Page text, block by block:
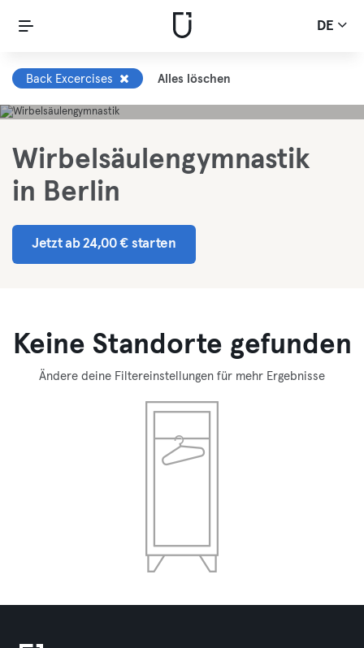
DE
Back Excercises Alles löschen
Wirbelsäulengymnastik
in Berlin
Jetzt ab 24,00 € starten
Keine Standorte gefunden
Ändere deine Filtereinstellungen für mehr Ergebnisse